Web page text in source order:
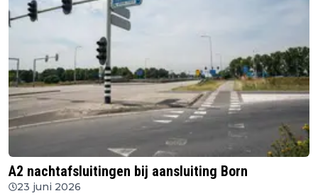
A2 nachtafsluitingen bij aansluiting Born
23 juni 2026